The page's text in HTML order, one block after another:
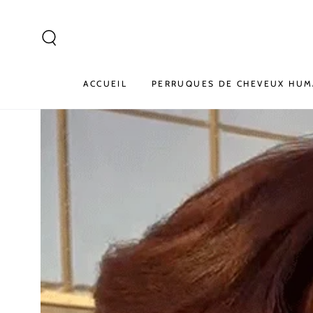
ACCUEIL PERRUQUES DE CHEVEUX
IGNORER LES
INFORMATIONS SUR LE